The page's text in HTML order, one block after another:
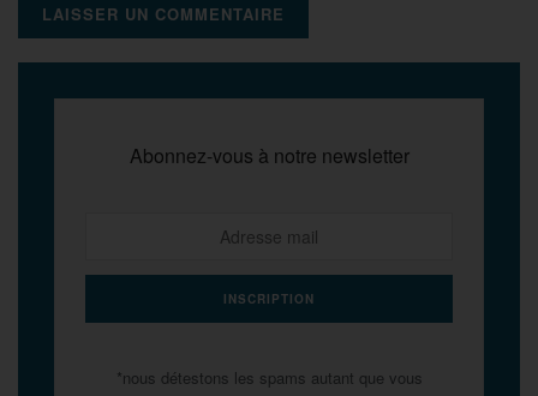
Abonnez-vous à notre newsletter
*nous détestons les spams autant que vous